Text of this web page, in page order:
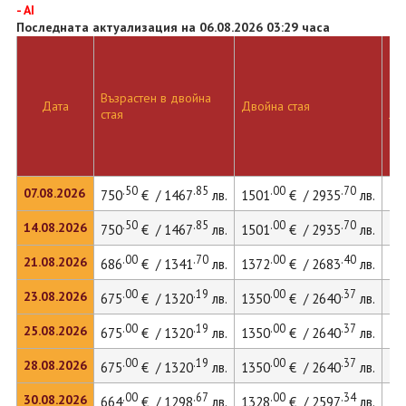
- AI
Последната актуализация на 06.08.2026 03:29 часа
Дата
07.08.2026
14.08.2026
21.08.2026
23.08.2026
25.08.2026
28.08.2026
30.08.2026
Възрастен в двойна
стая
Двойна стая
750.50€ / 1467.85 лв. 1501.00€ / 2935.70лв.
750.50€ / 1467.85 лв. 1501.00€ / 2935.70лв.
686.00€ / 1341.70лв. 1372.00€ / 2683.40лв.
675.00€ / 1320.19 лв. 1350.00€ / 2640.37 лв.
675.00€ / 1320.19 лв. 1350.00€ / 2640.37 лв.
675.00€ / 1320.19 лв. 1350.00€ / 2640.37 лв.
664.00€ / 1298.67 лв. 1328.00€ / 2597.34лв.